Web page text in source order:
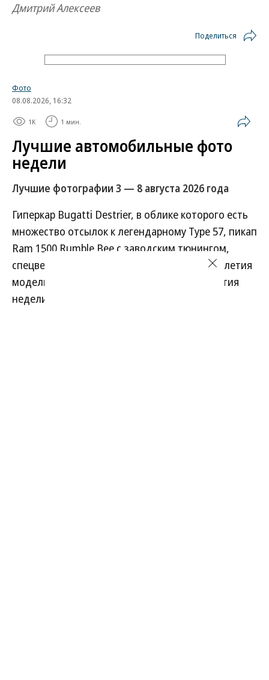
Дмитрий Алексеев
Поделиться
Фото
08.08.2026, 16:32
1K 1 мин.
Лучшие автомобильные фото
недели
Лучшие фотографии 3 — 8 августа 2026 года
Гиперкар Bugatti Destrier, в облике которого есть
множество отсылок к легендарному Type 57, пикап
Ram 1500 Rumble Bee с заводским тюнингом,
спецверсия Lamborghini Revuelto в честь 60-летия
модели Miura. Эти и другие новинки и события
недели — в фотогалерее «Автопилота».